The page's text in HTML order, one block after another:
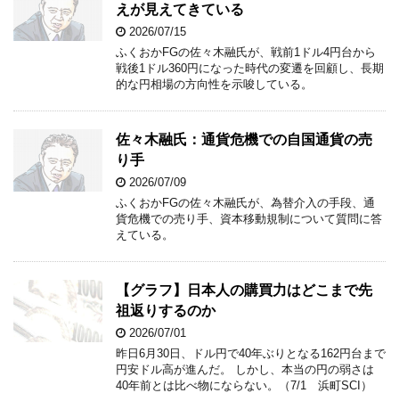
えが見えてきている
2026/07/15
ふくおかFGの佐々木融氏が、戦前1ドル4円台から
戦後1ドル360円になった時代の変遷を回顧し、長期
的な円相場の方向性を示唆している。
佐々木融氏：通貨危機での自国通貨の売
り手
2026/07/09
ふくおかFGの佐々木融氏が、為替介入の手段、通
貨危機での売り手、資本移動規制について質問に答
えている。
【グラフ】日本人の購買力はどこまで先
祖返りするのか
2026/07/01
昨日6月30日、ドル円で40年ぶりとなる162円台まで
円安ドル高が進んだ。 しかし、本当の円の弱さは
40年前とは比べ物にならない。（7/1 浜町SCI）